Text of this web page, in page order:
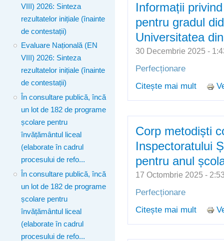
VIII) 2026: Sinteza
rezultatelor inițiale (înainte
de contestații)
Evaluare Națională (EN
VIII) 2026: Sinteza
rezultatelor inițiale (înainte
de contestații)
În consultare publică, încă
un lot de 182 de programe
școlare pentru
învățământul liceal
(elaborate în cadrul
procesului de refo...
În consultare publică, încă
un lot de 182 de programe
școlare pentru
învățământul liceal
(elaborate în cadrul
procesului de refo...
Informații
pentru gradul
Universitatea
30 Decembrie 2025 -
Perfecționare
Citește mai mult
gradul
Corp metodiști
Inspectoratului
pentru anul
17 Octombrie 2025 -
Perfecționare
Citește mai mult